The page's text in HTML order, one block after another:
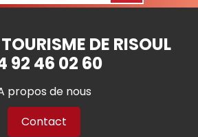
DE RISOUL
92 46 02 60
propos de nous
Contact